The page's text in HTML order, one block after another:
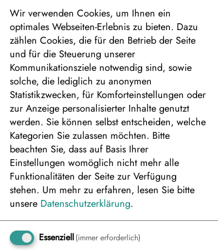
Termin:
25.02.2027
Dauer:
5 Tage
Angebotsnummer:
Bitte wählen Sie die
Personenanzahl für die
gewünschte
Unterbringung
Junior Suite, 3er Belegung
Wir verwenden Cookies, um Ihnen ein
optimales Webseiten-Erlebnis zu bieten. Dazu
zählen Cookies, die für den Betrieb der Seite
und für die Steuerung unserer
Kommunikationsziele notwendig sind, sowie
solche, die lediglich zu anonymen
Statistikzwecken, für Komforteinstellungen oder
zur Anzeige personalisierter Inhalte genutzt
werden. Sie können selbst entscheiden, welche
Kategorien Sie zulassen möchten. Bitte
beachten Sie, dass auf Basis Ihrer
Einstellungen womöglich nicht mehr alle
Funktionalitäten der Seite zur Verfügung
stehen. Um mehr zu erfahren, lesen Sie bitte
unsere Datenschutzerklärung.
Essenziell(immer erforderlich)